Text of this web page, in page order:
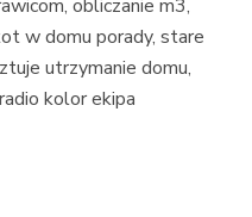
obliczanie m3,
w domu porady, stare
utrzymanie domu,
kolor ekipa